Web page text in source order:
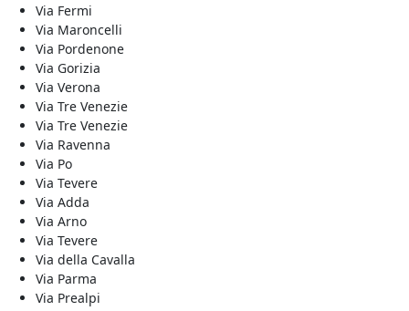
Via Fermi
Via Maroncelli
Via Pordenone
Via Gorizia
Via Verona
Via Tre Venezie
Via Tre Venezie
Via Ravenna
Via Po
Via Tevere
Via Adda
Via Arno
Via Tevere
Via della Cavalla
Via Parma
Via Prealpi